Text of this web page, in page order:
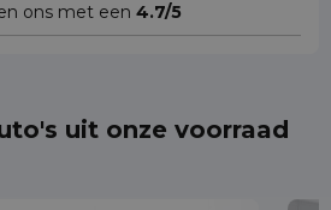
ons met een 4.7/5
uit onze voorraad